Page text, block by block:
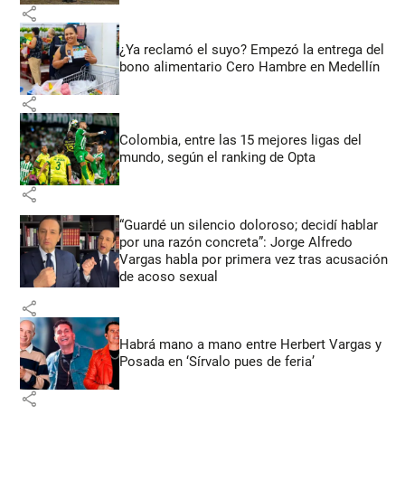
share
¿Ya reclamó el suyo? Empezó la entrega del
bono alimentario Cero Hambre en Medellín
share
Colombia, entre las 15 mejores ligas del
mundo, según el ranking de Opta
share
“Guardé un silencio doloroso; decidí hablar
por una razón concreta”: Jorge Alfredo
Vargas habla por primera vez tras acusación
de acoso sexual
share
Habrá mano a mano entre Herbert Vargas y
Posada en ‘Sírvalo pues de feria’
share